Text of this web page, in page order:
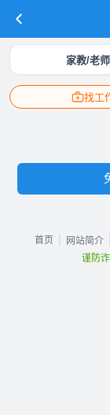
家教/老师
找工
首页 网站简介
谨防